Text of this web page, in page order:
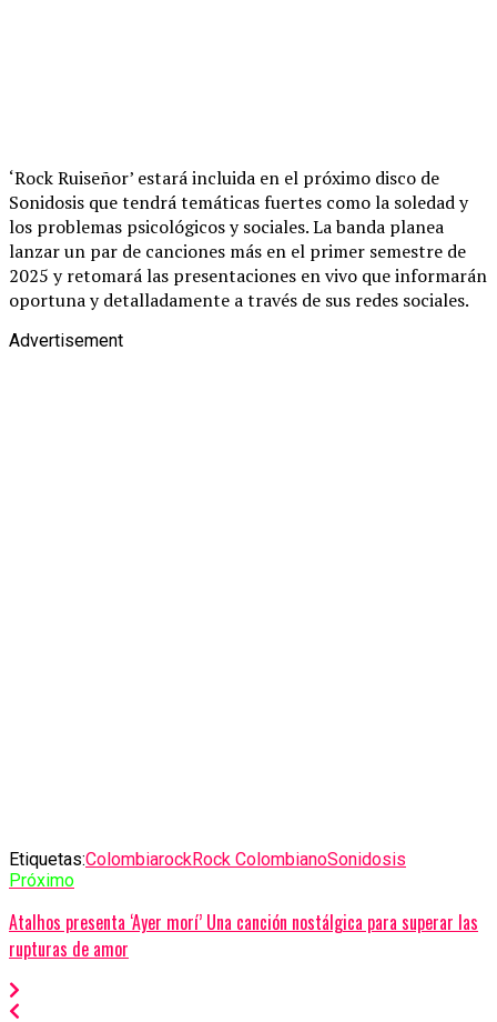
‘Rock Ruiseñor’ estará incluida en el próximo disco de
Sonidosis que tendrá temáticas fuertes como la soledad y
los problemas psicológicos y sociales. La banda planea
lanzar un par de canciones más en el primer semestre de
2025 y retomará las presentaciones en vivo que informarán
oportuna y detalladamente a través de sus redes sociales.
Advertisement
Etiquetas:ColombiarockRock ColombianoSonidosis
Próximo
Atalhos presenta ‘Ayer morí’ Una canción nostálgica para superar las
rupturas de amor